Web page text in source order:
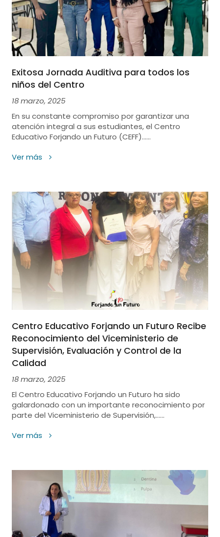
Exitosa Jornada Auditiva para todos los
niños del Centro
18 marzo, 2025
En su constante compromiso por garantizar una
atención integral a sus estudiantes, el Centro
Educativo Forjando un Futuro (CEFF)......
Ver más
Centro Educativo Forjando un Futuro Recibe
Reconocimiento del Viceministerio de
Supervisión, Evaluación y Control de la
Calidad
18 marzo, 2025
El Centro Educativo Forjando un Futuro ha sido
galardonado con un importante reconocimiento por
parte del Viceministerio de Supervisión,......
Ver más